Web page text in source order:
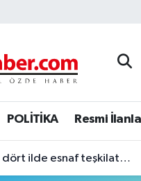
POLİTİKA Resmi
esnaf teşkilatlarıyla buluştu